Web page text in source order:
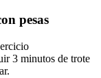
pesas
3 minutos de trote